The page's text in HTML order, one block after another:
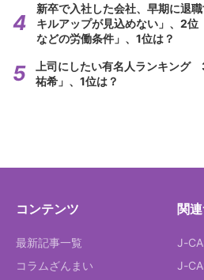
新卒で入社した会社、早期に退
キルアップが見込めない」、2位
などの労働条件」、1位は？
上司にしたい有名人ランキン
祐希」、1位は？
コンテンツ
最新記事一覧
コラムざんまい
関
J-
J-